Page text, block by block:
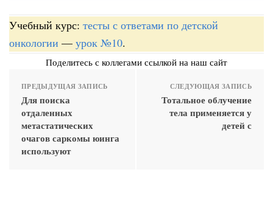
Учебный курс: тесты с ответами по детской
онкологии — урок №10.
Поделитесь с коллегами ссылкой на наш сайт
ПРЕДЫДУЩАЯ ЗАПИСЬ
Для поиска
отдаленных
метастатических
очагов саркомы юинга
используют
СЛЕДУЮЩАЯ ЗАПИСЬ
Тотальное облучение
тела применяется у
детей с